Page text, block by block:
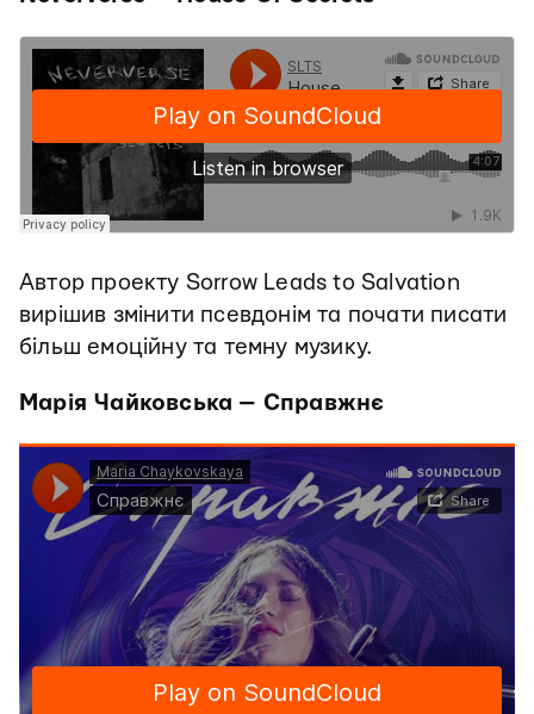
Автор проекту Sorrow Leads to Salvation
вирішив змінити псевдонім та почати писати
більш емоційну та темну музику.
Марія Чайковська — Справжнє